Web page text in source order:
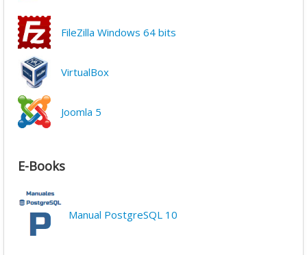
FileZilla Windows 64 bits
VirtualBox
Joomla 5
E-Books
Manual PostgreSQL 10